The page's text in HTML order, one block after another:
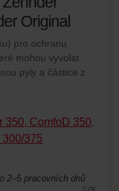
Original
pro ochranu
mohou vyvolat
pyly a částice z
350, ComfoD 350,
300/375
2–5 pracovních dnů